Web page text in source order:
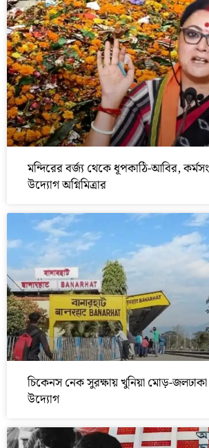
মন্দিরের বর্জ্য থেকে ধূপকাঠি-আবির,
উদ্যোগ অগ্নিমিত্রার
চিকেনস নেক সুরক্ষায় খুনিয়া মোড়-
উদ্যোগ